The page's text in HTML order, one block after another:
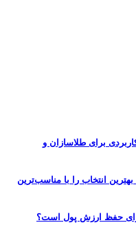
برای طلاسازان و
انتخاب را با مناسب‌ترین
برای حفظ ارزش پول است؟